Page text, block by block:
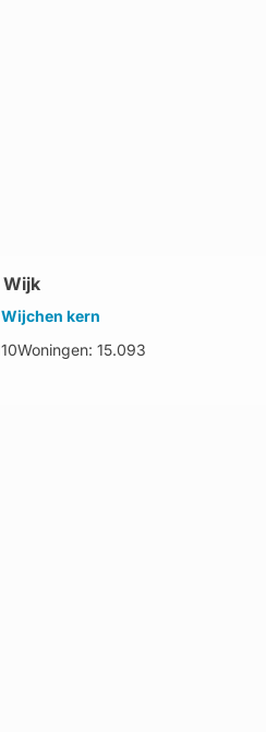
Wijk
kern
Woningen: 15.093